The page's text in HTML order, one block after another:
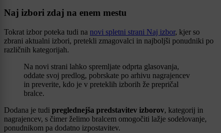
Naj izbori zdaj na enem mestu
Tokrat izbor poteka tudi na novi spletni strani Naj izbor, kjer so
zbrani aktualni izbori, pretekli zmagovalci in najboljši ponudniki po
različnih kategorijah.
Na novi strani lahko spremljate odprta glasovanja,
oddate svoj predlog, pobrskate po arhivu nagrajencev
in preverite, kdo je v preteklih izborih že prepričal
bralce.
Dodana je tudi preglednejša predstavitev izborov, kategorij in
nagrajencev, s čimer želimo bralcem omogočiti lažje sodelovanje,
ponudnikom pa dodatno izpostavitev.